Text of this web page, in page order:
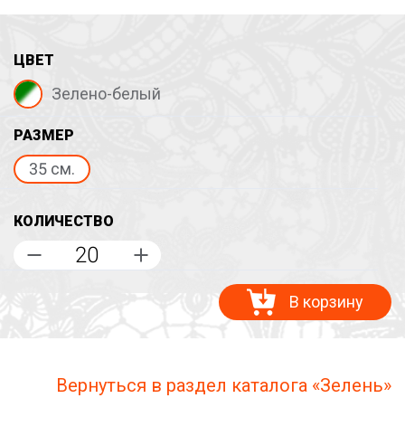
ЦВЕТ
Зелено-белый
РАЗМЕР
35 см.
КОЛИЧЕСТВО
В корзину
Вернуться в раздел каталога «Зелень»